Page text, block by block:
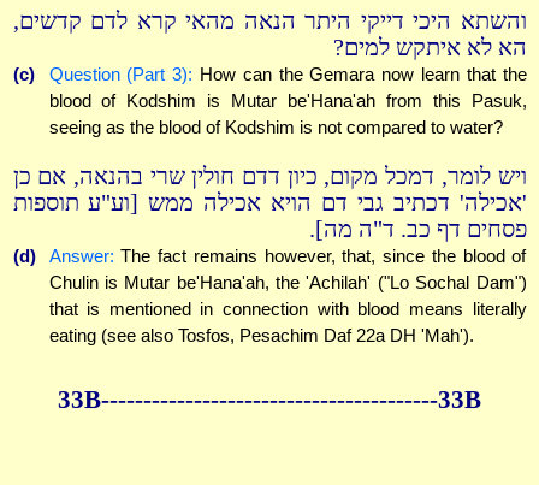
והשתא היכי דייקי היתר הנאה מהאי קרא לדם קדשים,
הא לא איתקש למים?
(c) Question (Part 3): How can the Gemara now learn that the
blood of Kodshim is Mutar be'Hana'ah from this Pasuk,
seeing as the blood of Kodshim is not compared to water?
ויש לומר, דמכל מקום, כיון דדם חולין שרי בהנאה, אם כן
'אכילה' דכתיב גבי דם הויא אכילה ממש [וע"ע תוספות
פסחים דף כב. ד"ה מה].
(d) Answer: The fact remains however, that, since the blood of
Chulin is Mutar be'Hana'ah, the 'Achilah' ("Lo Sochal Dam")
that is mentioned in connection with blood means literally
eating (see also Tosfos, Pesachim Daf 22a DH 'Mah').
33B----------------------------------------33B